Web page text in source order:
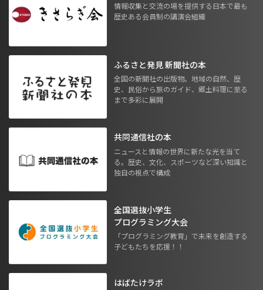
情報収集と交流の場を提供する日本で最も
歴史ある会員制の講演会組織
ふるさと発見 新聞社の本
全国の新聞社の出版物。地域の自然、歴
史、民俗から旅のガイド、郷土料理に至る
まで多彩に展開
共同通信社の本
ニュースと情報の世界に新たな光を当て
る。歴史、文化、スポーツなど深い知識と
独自の視点で構成
全国選抜小学生
プログラミング大会
「プログラミング教育」で未来を創造する
子どもたちを応援！！
はばたけラボ